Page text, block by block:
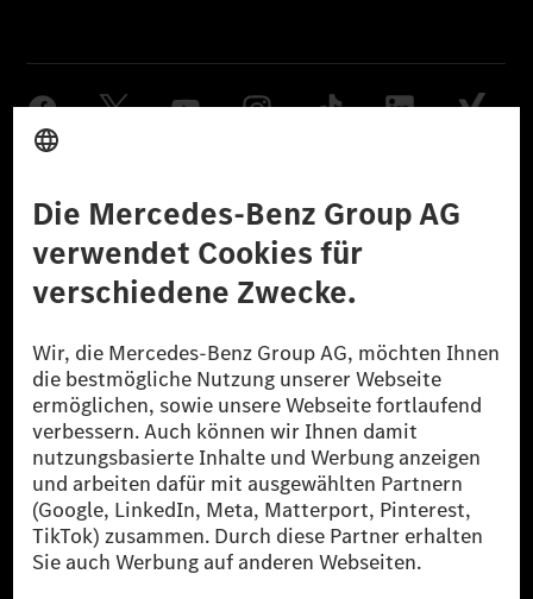
Datenschutz Lizenzhinweise Dritter Barrierefreiheit
© 2026 Mercedes-Benz Group AG. Alle Rechte vorbehalten.
[1] Bilanziell CO₂-neutral bedeutet, dass nicht vermiedene oder nicht
reduzierte CO₂-Emissionen bei der Mercedes-Benz Group durch
zertifizierte Ausgleichsprojekte kompensiert werden.
[2] Renewable Charging ist ein integraler Bestandteil von MB.CHARGE
Public in Europa, den USA, Kanada und China. Sofern an der jeweiligen
Ladestation noch kein Strom aus erneuerbaren Energien vorliegt,
verwendet Renewable Charging Grünstromzertifikate*. Diese stellen
sicher, dass für Ladevorgänge über MB.CHARGE Public eine äquivalente
Strommenge aus erneuerbaren Energien ins Stromnetz eingespeist wird.